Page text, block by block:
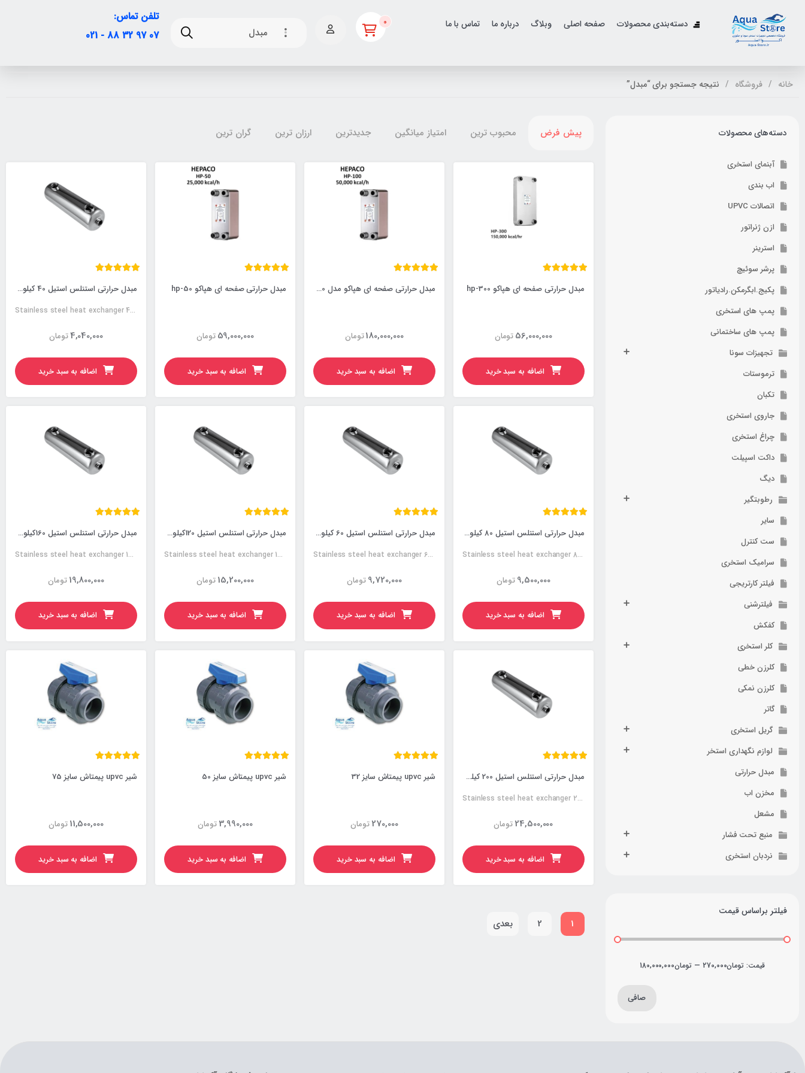
دسته‌بندی محصولات صفحه اصلی وبلاگ درباره ما تماس با ما 0
تلفن تماس:
07 97 32 88 - 021
خانه فروشگاه نتیجه جستجو برای “مبدل”
دسته‌های محصولات
آبنمای استخری
اب بندی
اتصالات UPVC
ازن ژنراتور
استرینر
پرشر سوئیچ
پکیج.ابگرمکن.رادیاتور
پمپ های استخری
پمپ های ساختمانی
تجهیزات سونا
ترموستات
تکبان
جاروی استخری
چراغ استخری
داکت اسپیلت
دیگ
رطوبتگیر
سایر
ست کنترل
سرامیک استخری
فیلتر کارتریجی
فیلترشنی
کفکش
کلر استخری
کلرزن خطی
کلرزن نمکی
گاتر
گریل استخری
لوازم نگهداری استخر
مبدل حرارتی
مخزن اب
مشعل
منبع تحت فشار
نردبان استخری
فیلتر براساس قیمت
صافی
قيمت: تومان270,000 — تومان180,000,000
پیش فرض محبوب ترین امتیاز میانگین جدیدترین ارزان ترین گران ترین
مبدل حرارتی صفحه ای هپاکو hp-300
تومان56,000,000
اضافه به سبد خرید
مبدل حرارتی صفحه ای هپاکو مدل hp-100
تومان180,000,000
اضافه به سبد خرید
مبدل حرارتی صفحه ای هپاکو hp-50
تومان 59,000,000
اضافه به سبد خرید
مبدل حرارتی استنلس استیل 40 کیلووات
Stainless steel heat exchanger 40KW
تومان4,040,000
اضافه به سبد خرید
مبدل حرارتی استنلس استیل 80 کیلووات
Stainless steel heat exchanger 80KW
تومان9,500,000
اضافه به سبد خرید
مبدل حرارتی استنلس استیل 60 کیلووات
Stainless steel heat exchanger 60KW
تومان9,720,000
اضافه به سبد خرید
مبدل حرارتی استنلس استیل 120کیلووات
Stainless steel heat exchanger 120KW
تومان15,200,000
اضافه به سبد خرید
مبدل حرارتی استنلس استیل 160کیلووات
Stainless steel heat exchanger 160KW
تومان 19,800,000
اضافه به سبد خرید
مبدل حرارتی استنلس استیل 200 کیلووات
Stainless steel heat exchanger 200KW
تومان24,500,000
اضافه به سبد خرید
شیر upvc پیمتاش سایز 32
تومان270,000
اضافه به سبد خرید
شیر upvc پیمتاش سایز 50
تومان 3,990,000
اضافه به سبد خرید
شیر upvc پیمتاش سایز 75
تومان 11,500,000
اضافه به سبد خرید
1
2 بعدی